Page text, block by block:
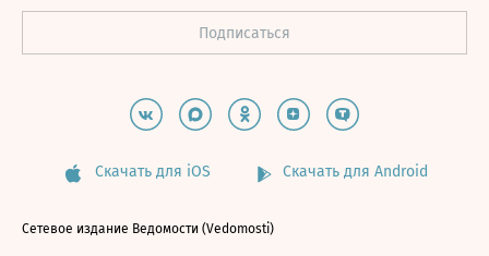
Скачать для iOS Скачать для Android
Сетевое издание Ведомости (Vedomosti)